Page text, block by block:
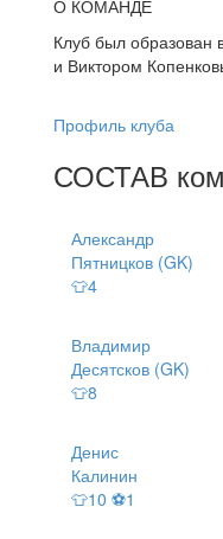
О КОМАНДЕ
Клуб был образован
и Виктором
Профиль клуба
СОСТАВ
Александр
Пятницков (GK)
👕4
Владимир
Десятсков (GK)
👕8
Денис
Калинин
👕10 ⚽1